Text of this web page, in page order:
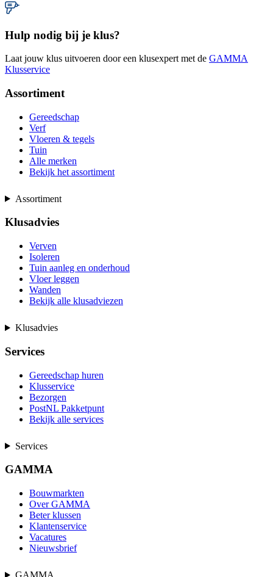
Hulp nodig bij je klus?
Laat jouw klus uitvoeren door een klusexpert met de GAMMA
Klusservice
Assortiment
Gereedschap
Verf
Vloeren & tegels
Tuin
Alle merken
Bekijk het assortiment
Assortiment
Klusadvies
Verven
Isoleren
Tuin aanleg en onderhoud
Vloer leggen
Wanden
Bekijk alle klusadviezen
Klusadvies
Services
Gereedschap huren
Klusservice
Bezorgen
PostNL Pakketpunt
Bekijk alle services
Services
GAMMA
Bouwmarkten
Over GAMMA
Beter klussen
Klantenservice
Vacatures
Nieuwsbrief
GAMMA